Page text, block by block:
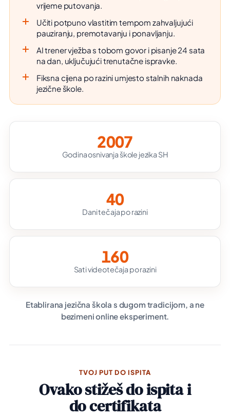
vrijeme putovanja.
Učiti potpuno vlastitim tempom zahvaljujući
pauziranju, premotavanju i ponavljanju.
AI trener vježba s tobom govor i pisanje 24 sata
na dan, uključujući trenutačne ispravke.
Fiksna cijena po razini umjesto stalnih naknada
jezične škole.
2007
Godina osnivanja škole jezika SH
40
Dani tečaja po razini
160
Sati videotečaja po razini
Etablirana jezična škola s dugom tradicijom, a ne
bezimeni online eksperiment.
TVOJ PUT DO ISPITA
Ovako stižeš do ispita i
do certifikata